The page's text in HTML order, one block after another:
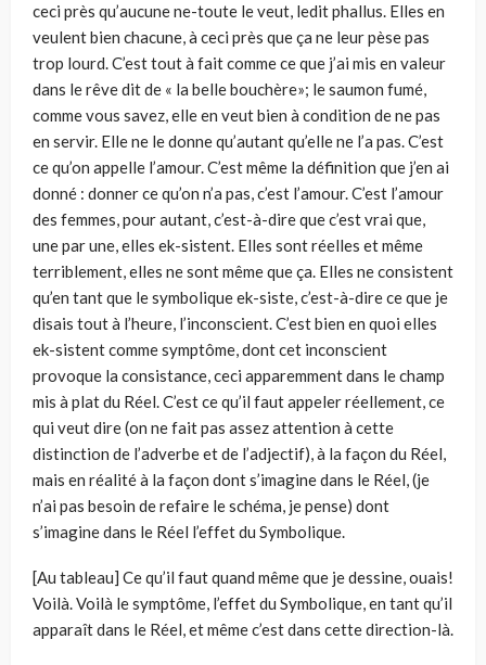
ceci près qu’aucune ne-toute le veut, ledit phallus. Elles en
veulent bien chacune, à ceci près que ça ne leur pèse pas
trop lourd. C’est tout à fait comme ce que j’ai mis en valeur
dans le rêve dit de « la belle bouchère»; le saumon fumé,
comme vous savez, elle en veut bien à condition de ne pas
en servir. Elle ne le donne qu’autant qu’elle ne l’a pas. C’est
ce qu’on appelle l’amour. C’est même la définition que j’en ai
donné : donner ce qu’on n’a pas, c’est l’amour. C’est l’amour
des femmes, pour autant, c’est-à-dire que c’est vrai que,
une par une, elles ek-sistent. Elles sont réelles et même
terriblement, elles ne sont même que ça. Elles ne consistent
qu’en tant que le symbolique ek-siste, c’est-à-dire ce que je
disais tout à l’heure, l’inconscient. C’est bien en quoi elles
ek-sistent comme symptôme, dont cet inconscient
provoque la consistance, ceci apparemment dans le champ
mis à plat du Réel. C’est ce qu’il faut appeler réellement, ce
qui veut dire (on ne fait pas assez attention à cette
distinction de l’adverbe et de l’adjectif), à la façon du Réel,
mais en réalité à la façon dont s’imagine dans le Réel, (je
n’ai pas besoin de refaire le schéma, je pense) dont
s’imagine dans le Réel l’effet du Symbolique.
[Au tableau] Ce qu’il faut quand même que je dessine, ouais!
Voilà. Voilà le symptôme, l’effet du Symbolique, en tant qu’il
apparaît dans le Réel, et même c’est dans cette direction-là.